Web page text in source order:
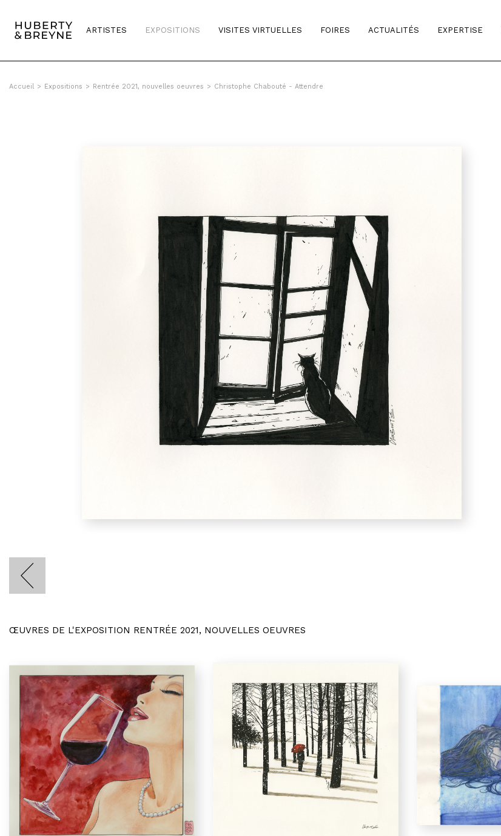
ARTISTES EXPOSITIONS VISITES VIRTUELLES FOIRES ACTUALITÉS EXPERTISE
Accueil > Expositions > Rentrée 2021, nouvelles oeuvres > Christophe Chabouté - Attendre
ŒUVRES DE L'EXPOSITION RENTRÉE 2021, NOUVELLES OEUVRES